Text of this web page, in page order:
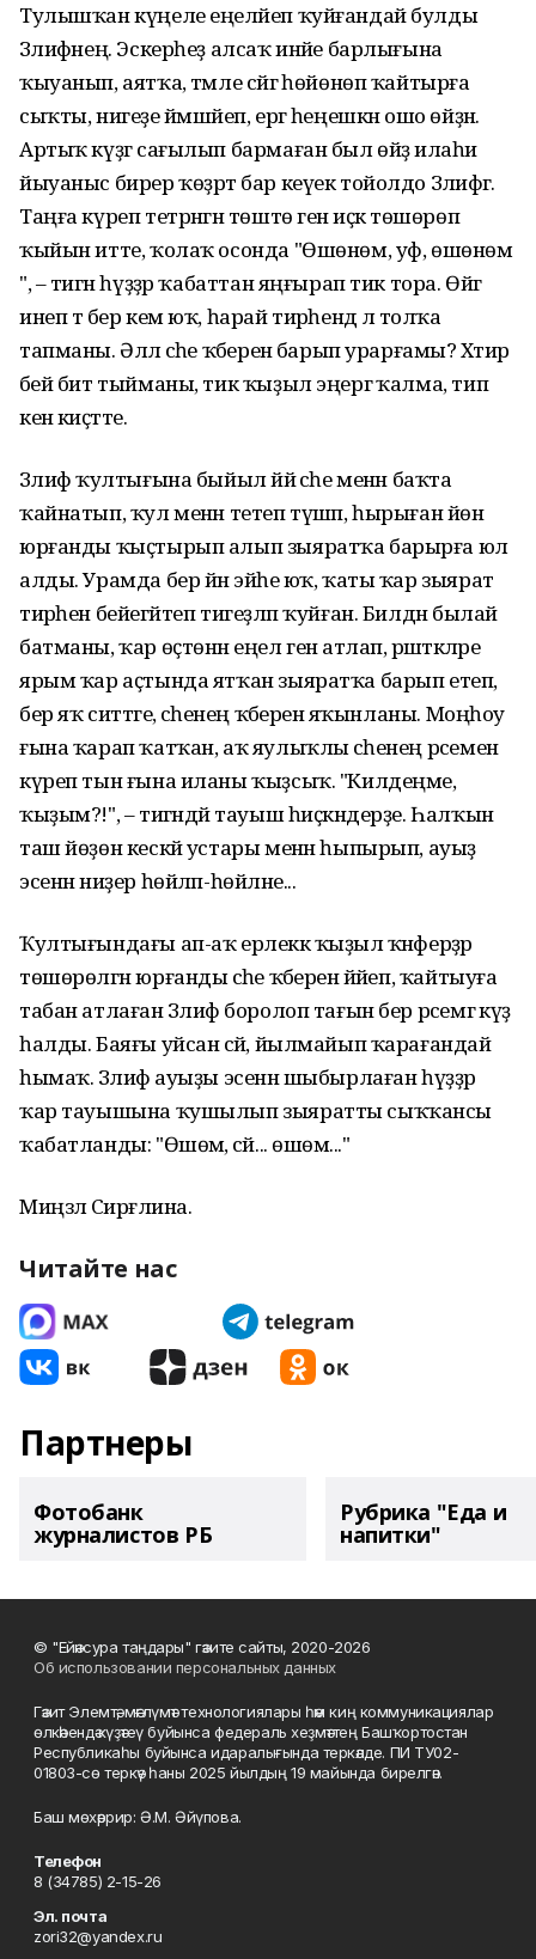
Тулышҡан күңеле еңеләйеп ҡуйғандай булды
Зәлифәнең. Эскерһеҙ алсаҡ инәйе барлығына
ҡыуанып, аятҡа, тәмле сәйгә һөйөнөп ҡайтырға
сыҡты, нигеҙе йәмшәйеп, ергә һеңешкән ошо өйҙән.
Артыҡ күҙгә сағылып бармаған был өйҙә илаһи
йыуаныс бирер ҡөҙрәт бар кеүек тойолдо Зәлифәгә.
Таңға күреп тетрәнгән төштө генә иҫкә төшөрөп
ҡыйын итте, ҡолаҡ осонда "Өшөнөм, уф, өшөнөм
", – тигән һүҙҙәр ҡабаттан яңғырап тик тора. Өйгә
инеп тә бер кем юҡ, һарай тирәһендә лә толҡа
тапманы. Әллә әсәһе ҡәберенә барып урарғамы? Хәтирә
әбей бит тыйманы, тик ҡыҙыл эңергә ҡалма, тип
кенә киҫәтте.
Зәлифә ҡултығына быйыл йәй әсәһе менән баҡта
ҡайнатып, ҡул менән тетеп түшәп, һырыған йөн
юрғанды ҡыҫтырып алып зыяратҡа барырға юл
алды. Урамда бер йән эйәһе юҡ, ҡаты ҡар зыярат
тирәһен бейегәйтеп тигеҙләп ҡуйған. Билдән былай
батманы, ҡар өҫтөнән еңел генә атлап, рәшәткәләре
ярым ҡар аҫтында ятҡан зыяратҡа барып етеп,
бер яҡ ситтәге, әсәһенең ҡәберенә яҡынланы. Моңһоу
ғына ҡарап ҡатҡан, аҡ яулыҡлы әсәһенең рәсемен
күреп тын ғына иланы ҡыҙсыҡ. "Килдеңме,
ҡыҙым?!", – тигәндәй тауыш һиҫкәндерҙе. Һалҡын
таш йөҙөн кескәй устары менән һыпырып, ауыҙ
эсенән ниҙер һөйләп-һөйләне...
Ҡултығындағы ап-аҡ ерлеккә ҡыҙыл ҡәнәферҙәр
төшөрөлгән юрғанды әсәһе ҡәберенә йәйеп, ҡайтыуға
табан атлаған Зәлифә боролоп тағын бер рәсемгә күҙ
һалды. Баяғы уйсан әсәй, йылмайып ҡарағандай
һымаҡ. Зәлифә ауыҙы эсенән шыбырлаған һүҙҙәр
ҡар тауышына ҡушылып зыяратты сыҡҡансы
ҡабатланды: "Өшөмә, әсәй... өшөмә..."
Миңзәлә Сирғәлина.
Читайте нас
Партнеры
Фотобанк
журналистов РБ
Рубрика "Еда и
напитки"
© "Ейәнсура таңдары" гәзите сайты, 2020-2026
Об использовании персональных данных
Гәзит Элемтә, мәғлүмәт технологиялары һәм киң коммуникациялар
өлкәһендә күҙәтеү буйынса федераль хеҙмәттең Башҡортостан
Республикаһы буйынса идаралығында теркәлде. ПИ ТУ02-
01803-сө теркәү һаны 2025 йылдың 19 майында бирелгән.
Баш мөхәррир: Ә.М. Әйүпова.
Телефон
8 (34785) 2-15-26
Эл. почта
zori32@yandex.ru